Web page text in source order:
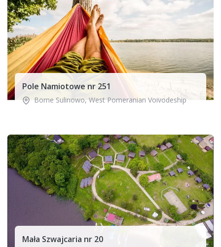
Pole Namiotowe nr 251
Borne Sulinowo,West Pomeranian Voivodeship
Mała Szwajcaria nr 20